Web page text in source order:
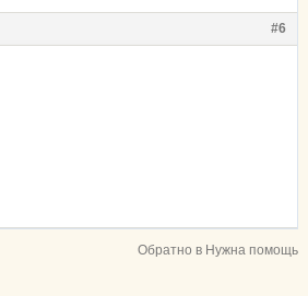
#6
Обратно в Нужна помощь